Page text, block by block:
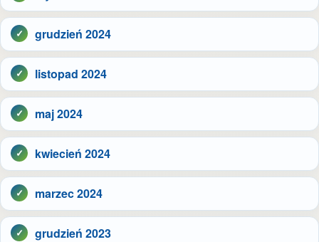
grudzień 2024
listopad 2024
maj 2024
kwiecień 2024
marzec 2024
grudzień 2023